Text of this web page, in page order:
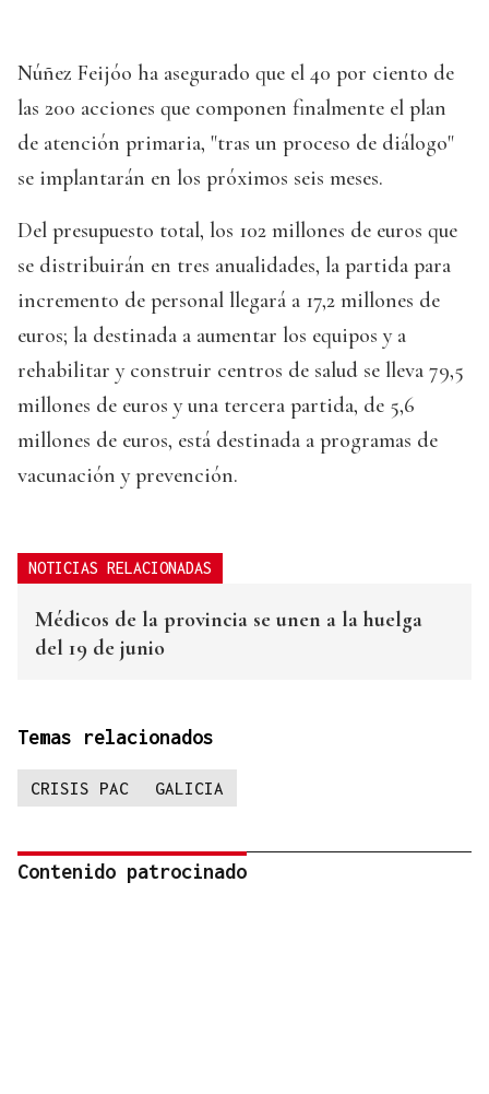
Núñez Feijóo ha asegurado que el 40 por ciento de
las 200 acciones que componen finalmente el plan
de atención primaria, "tras un proceso de diálogo"
se implantarán en los próximos seis meses.
Del presupuesto total, los 102 millones de euros que
se distribuirán en tres anualidades, la partida para
incremento de personal llegará a 17,2 millones de
euros; la destinada a aumentar los equipos y a
rehabilitar y construir centros de salud se lleva 79,5
millones de euros y una tercera partida, de 5,6
millones de euros, está destinada a programas de
vacunación y prevención.
NOTICIAS RELACIONADAS
Médicos de la provincia se unen a la huelga
del 19 de junio
Temas relacionados
CRISIS PAC GALICIA
Contenido patrocinado